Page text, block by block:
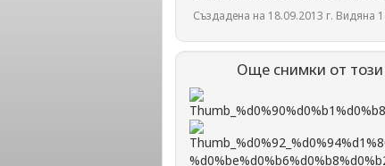
Създадена на 18.09.2013 г. Видяна
Още снимки от този